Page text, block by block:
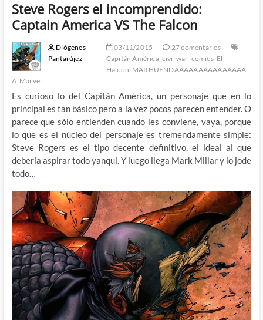
Steve Rogers el incomprendido:
Captain America VS The Falcon
Diógenes
Pantarújez
03/11/2015
27 comentarios
Capitán América civil war comics El
Halcón MARHUENDAAAAAAAAAAAAAAA
A Marvel
Es curioso lo del Capitán América, un personaje que en lo
principal es tan básico pero a la vez pocos parecen entender. O
parece que sólo entienden cuando les conviene, vaya, porque
lo que es el núcleo del personaje es tremendamente simple:
Steve Rogers es el tipo decente definitivo, el ideal al que
debería aspirar todo yanqui. Y luego llega Mark Millar y lo jode
todo…